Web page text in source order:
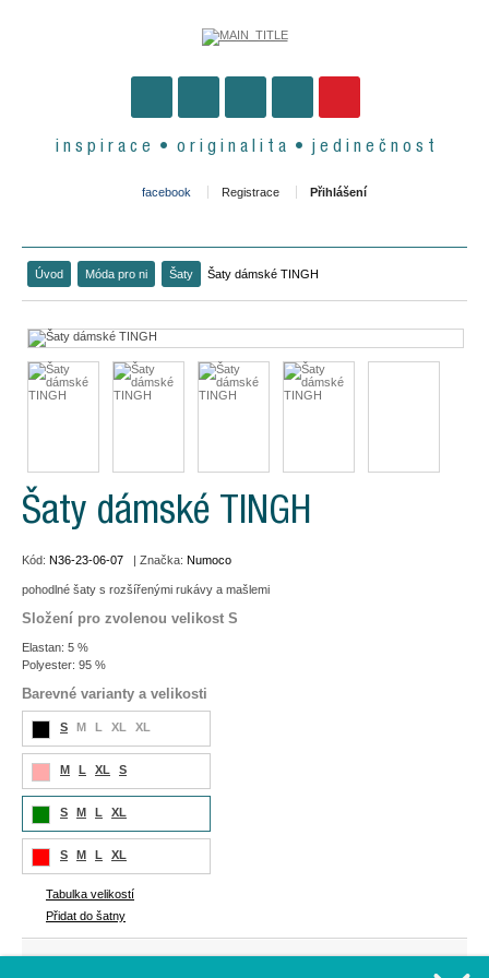
i n s p i r a c e • o r i g i n a l i t a • j e d i n e č n o s t
facebook Registrace Přihlášení
Úvod Móda pro ni Šaty Šaty dámské TINGH
Šaty dámské TINGH
Kód: N36-23-06-07 | Značka: Numoco
pohodlné šaty s rozšířenými rukávy a mašlemi
Složení pro zvolenou velikost S
Elastan: 5 %
Polyester: 95 %
Barevné varianty a velikosti
S M L XL XL
M L XL S
S M L XL
S M L XL
Tabulka velikostí
Přidat do šatny